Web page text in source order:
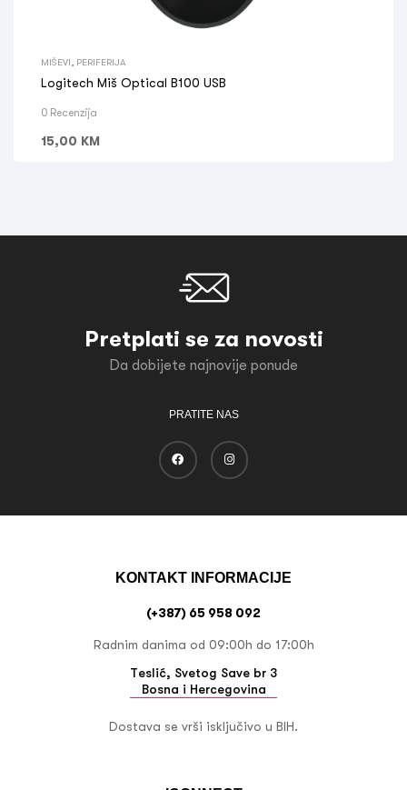
MIŠEVI PERIFERIJA
Logitech Miš Optical B100 USB
0 Recenzija
15,00 KM
Pretplati se za novosti
Da dobijete najnovije ponude
PRATITE NAS
KONTAKT INFORMACIJE
(+387) 65 958 092
Radnim danima od 09:00h do 17:00h
Teslić, Svetog Save br 3
Bosna i Hercegovina
Dostava se vrši isključivo u BIH.